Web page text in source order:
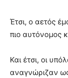
Έτσι, ο αετός
πιο αυτόνομος
Και έτσι, οι
αναγνώριζαν